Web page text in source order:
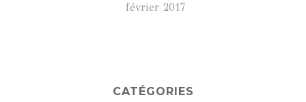
février 2017
CATÉGORIES